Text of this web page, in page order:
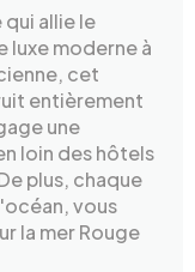
allie le
luxe moderne à
cet
entièrement
une
loin des hôtels
plus, chaque
vous
la mer Rouge